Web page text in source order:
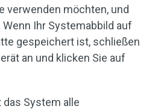
verwenden möchten, und
Wenn Ihr Systemabbild auf
gespeichert ist, schließen
an und klicken Sie auf
das System alle